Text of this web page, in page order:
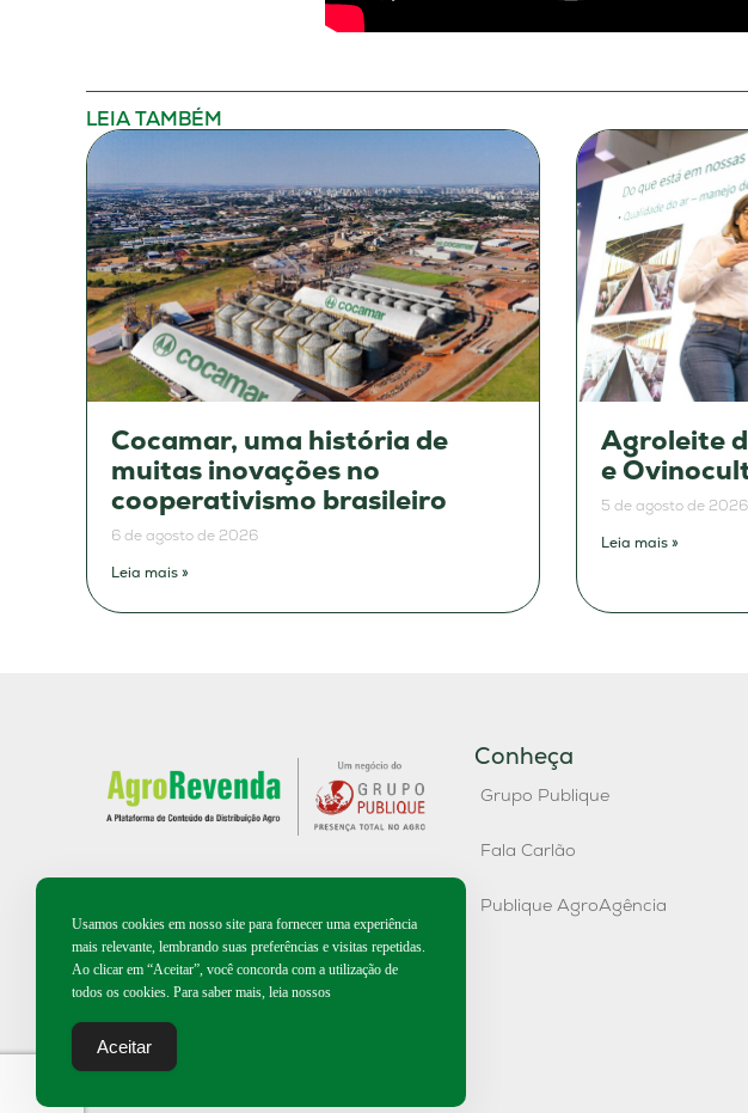
LEIA TAMBÉM
Cocamar, uma história de
muitas inovações no
cooperativismo brasileiro
6 de agosto de 2026
Leia mais »
Agroleite
e
5 de agosto de 2026
Leia mais »
Conheça
Grupo Publique
Fala Carlão
Publique AgroAgência
Usamos cookies em nosso site para fornecer uma experiência
mais relevante, lembrando suas preferências e visitas repetidas.
Ao clicar em “Aceitar”, você concorda com a utilização de
todos os cookies. Para saber mais, leia nossos
Aceitar